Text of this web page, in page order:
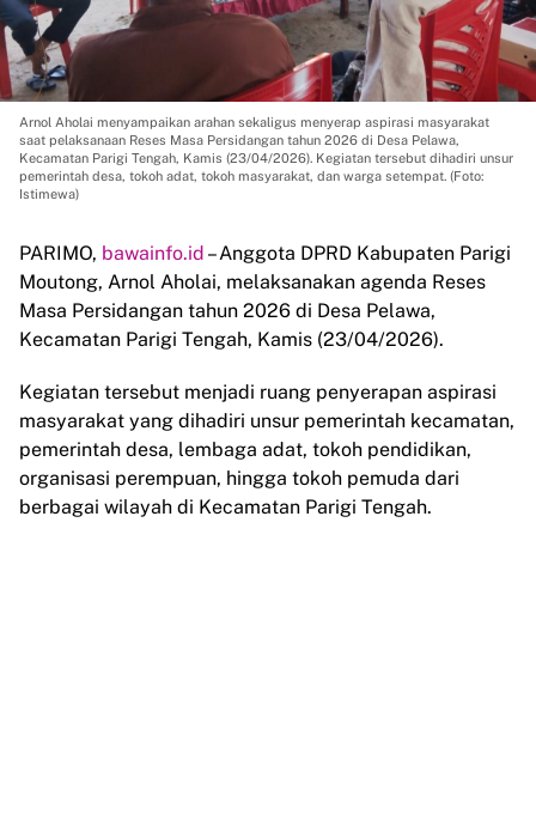
Arnol Aholai menyampaikan arahan sekaligus menyerap aspirasi masyarakat
saat pelaksanaan Reses Masa Persidangan tahun 2026 di Desa Pelawa,
Kecamatan Parigi Tengah, Kamis (23/04/2026). Kegiatan tersebut dihadiri unsur
pemerintah desa, tokoh adat, tokoh masyarakat, dan warga setempat. (Foto:
Istimewa)
PARIMO, bawainfo.id – Anggota DPRD Kabupaten Parigi
Moutong, Arnol Aholai, melaksanakan agenda Reses
Masa Persidangan tahun 2026 di Desa Pelawa,
Kecamatan Parigi Tengah, Kamis (23/04/2026).
Kegiatan tersebut menjadi ruang penyerapan aspirasi
masyarakat yang dihadiri unsur pemerintah kecamatan,
pemerintah desa, lembaga adat, tokoh pendidikan,
organisasi perempuan, hingga tokoh pemuda dari
berbagai wilayah di Kecamatan Parigi Tengah.